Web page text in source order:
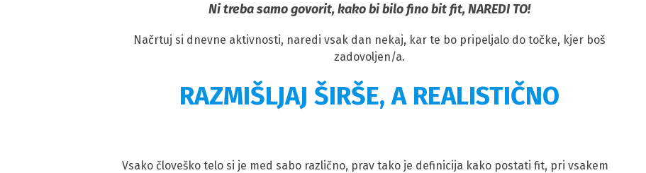
Ni treba samo govorit, kako bi bilo fino bit fit, NAREDI TO!
Načrtuj si dnevne aktivnosti, naredi vsak dan nekaj, kar te bo pripeljalo do točke, kjer boš
zadovoljen/a.
RAZMIŠLJAJ ŠIRŠE, A REALISTIČNO
Vsako človeško telo si je med sabo različno, prav tako je definicija kako postati fit, pri vsakem